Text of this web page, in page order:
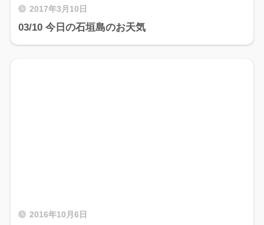
2017年3月10日
03/10 今日の石垣島のお天気
2016年10月6日